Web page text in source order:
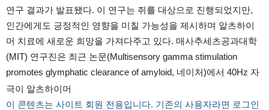
연구 결과가 발표됐다. 이 연구는 쥐를 대상으로 진행되었지만,
인간에게도 긍정적인 영향을 미칠 가능성을 제시하며 알츠하이
머 치료에 새로운 희망을 가져다주고 있다. 매사추세츠공과대학
(MIT) 연구진은 최근 논문(Multisensory gamma stimulation
promotes glymphatic clearance of amyloid, 네이처)에서 40Hz 자
극이 알츠하이머
이 콘텐츠는 사이트 회원 전용입니다. 기존의 사용자라면 로그인